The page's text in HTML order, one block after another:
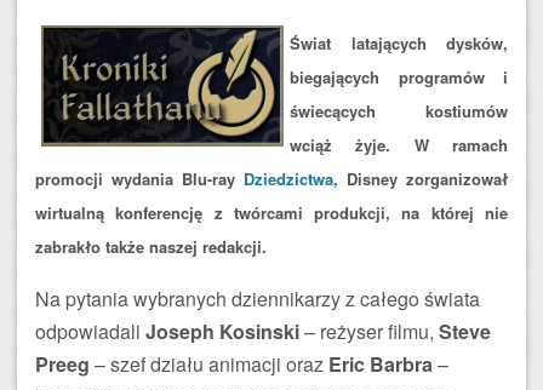
Świat latających dysków,
biegających programów i
świecących kostiumów
wciąż żyje. W ramach
promocji wydania Blu-ray Dziedzictwa, Disney zorganizował
wirtualną konferencję z twórcami produkcji, na której nie
zabrakło także naszej redakcji.
Na pytania wybranych dziennikarzy z całego świata
odpowiadali Joseph Kosinski– reżyser filmu, Steve
Preeg – szef działu animacji oraz Eric Barbra–